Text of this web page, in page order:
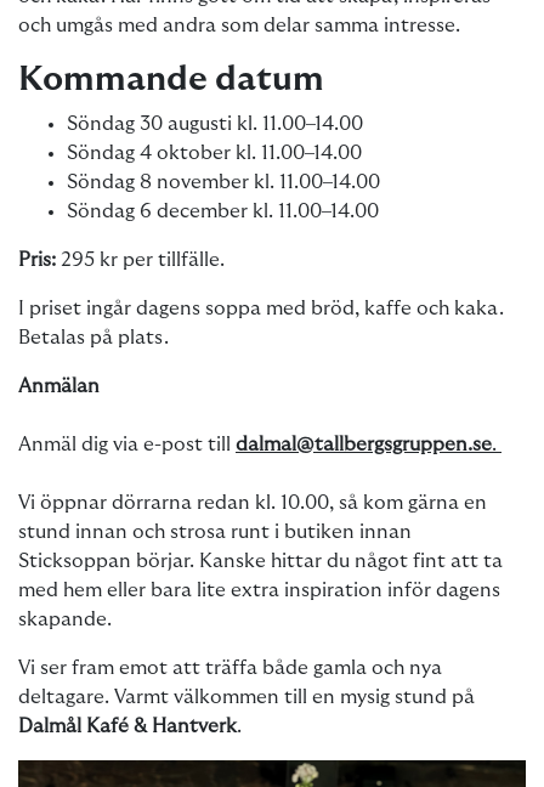
och umgås med andra som delar samma intresse.
Kommande datum
Söndag 30 augusti kl. 11.00–14.00
Söndag 4 oktober kl. 11.00–14.00
Söndag 8 november kl. 11.00–14.00
Söndag 6 december kl. 11.00–14.00
Pris: 295 kr per tillfälle.
I priset ingår dagens soppa med bröd, kaffe och kaka.
Betalas på plats.
Anmälan
Anmäl dig via e-post till dalmal@tallbergsgruppen.se.
Vi öppnar dörrarna redan kl. 10.00, så kom gärna en
stund innan och strosa runt i butiken innan
Sticksoppan börjar. Kanske hittar du något fint att ta
med hem eller bara lite extra inspiration inför dagens
skapande.
Vi ser fram emot att träffa både gamla och nya
deltagare. Varmt välkommen till en mysig stund på
Dalmål Kafé & Hantverk.